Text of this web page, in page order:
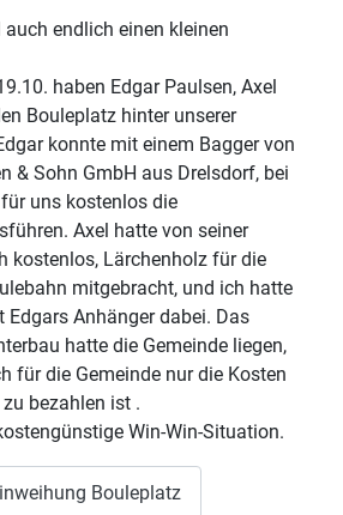
endlich einen kleinen
haben Edgar Paulsen, Axel
Bouleplatz hinter unserer
konnte mit einem Bagger von
& Sohn GmbH aus Drelsdorf, bei
uns kostenlos die
Axel hatte von seiner
kostenlos, Lärchenholz für die
mitgebracht, und ich hatte
Edgars Anhänger dabei. Das
hatte die Gemeinde liegen,
für die Gemeinde nur die Kosten
bezahlen ist .
Win-Win-Situation.
Bouleplatz